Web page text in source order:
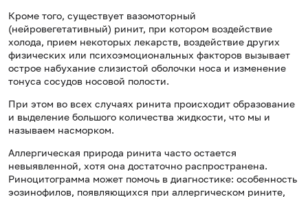
Кроме того, существует вазомоторный
(нейровегетативный) ринит, при котором воздействие
холода, прием некоторых лекарств, воздействие других
физических или психоэмоциональных факторов вызывает
острое набухание слизистой оболочки носа и изменение
тонуса сосудов носовой полости.
При этом во всех случаях ринита происходит образование
и выделение большого количества жидкости, что мы и
называем насморком.
Аллергическая природа ринита часто остается
невыявленной, хотя она достаточно распространена.
Риноцитограмма может помочь в диагностике: особенность
эозинофилов, появляющихся при аллергическом рините,